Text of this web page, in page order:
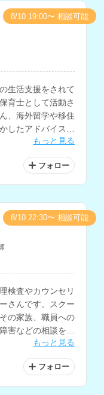
生活支援をされて
育士として活動さ
、海外留学や移住
したアドバイスも
ーの資格をお持ち
ます。
もっと見る
フォロー
8/10 19:00〜 相談可能
検査やカウンセリ
さんです。スクー
の家族、職員への
害などの相談を得
もっと見る
フォロー
8/10 22:30〜 相談可能